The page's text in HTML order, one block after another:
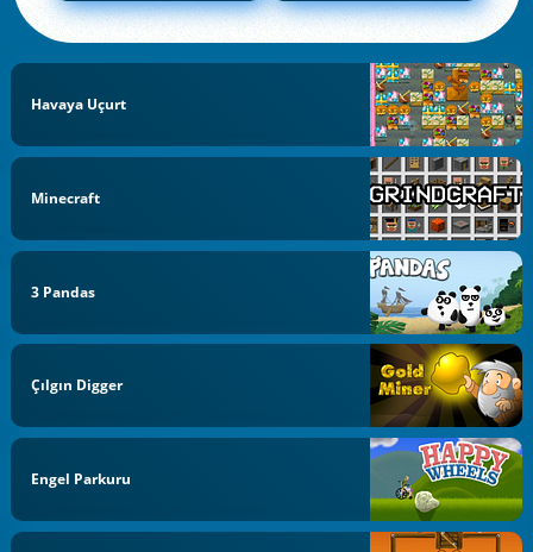
Havaya Uçurt
Minecraft
3 Pandas
Çılgın Digger
Engel Parkuru